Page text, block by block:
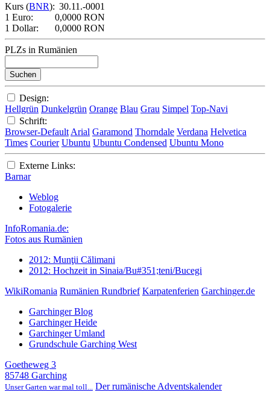
Kurs (BNR): 30.11.-0001
1 Euro:
0,0000 RON
1 Dollar:
0,0000 RON
PLZs in Rumänien
Design:
Hellgrün Dunkelgrün Orange Blau Grau Simpel Top-Navi
Schrift:
Browser-Default Arial Garamond Thorndale Verdana Helvetica
Times Courier Ubuntu Ubuntu Condensed Ubuntu Mono
Externe Links:
Barnar
Weblog
Fotogalerie
InfoRomania.de:
Fotos aus Rumänien
2012: Munţii Călimani
2012: Hochzeit in Sinaia/Bu#351;teni/Bucegi
WikiRomania Rumänien Rundbrief Karpatenferien Garchinger.de
Garchinger Blog
Garchinger Heide
Garchinger Umland
Grundschule Garching West
Goetheweg 3
85748 Garching
Unser Garten war mal toll... Der rumänische Adventskalender